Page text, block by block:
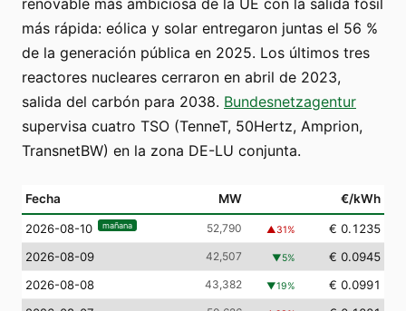
más rápida: eólica y solar entregaron juntas el 56 %
de la generación pública en 2025. Los últimos tres
reactores nucleares cerraron en abril de 2023,
salida del carbón para 2038. Bundesnetzagentur
supervisa cuatro TSO (TenneT, 50Hertz, Amprion,
TransnetBW) en la zona DE-LU conjunta.
Fecha MW €/kWh
2026-08-10 mañana 52,790 ▲31%
€ 0.1235
2026-08-09
42,507 ▼5%
€ 0.0945
2026-08-08
43,382 ▼19%
€ 0.0991